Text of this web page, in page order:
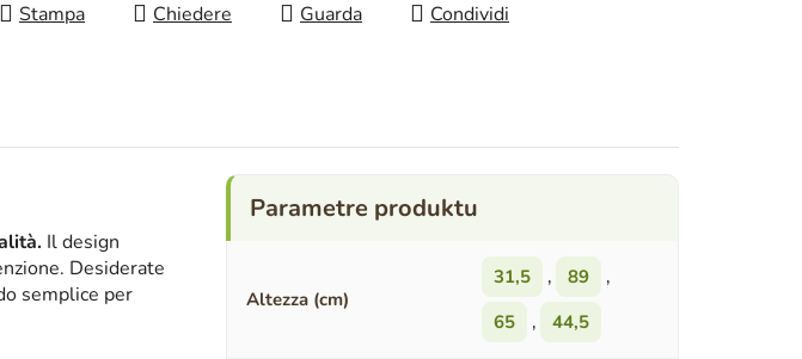
Stampa
Chiedere Guarda Condividi
Il design
Desiderate
semplice per
Altezza (cm)
31,5 , 89
,
65
, 44,5